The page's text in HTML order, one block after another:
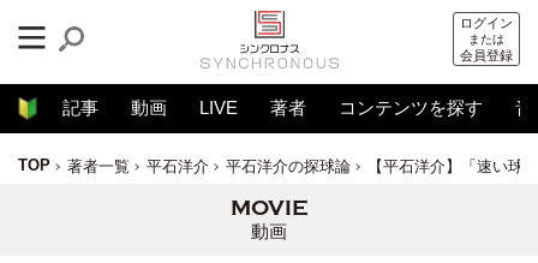
ログイン
または
会員登録
記事 動画 LIVE 著者 コンテンツを探す 音
TOP 著者一覧 平石洋介 平石洋介の探球論 【平石洋介】「速い球
動画